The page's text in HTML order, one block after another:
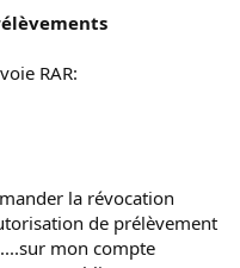
RAR:
la révocation
de prélèvement
mon compte